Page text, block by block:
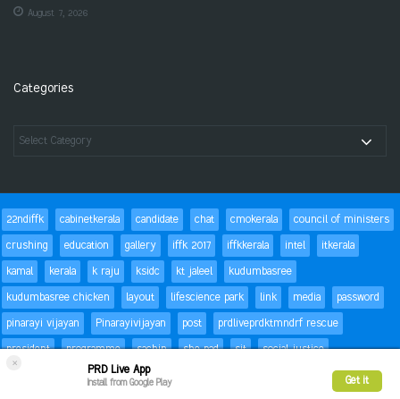
×
PRD Live App
Install from Google Play Get it
August 7, 2026
Categories
22ndiffk cabinetkerala candidate chat cmokerala
council of ministers
crushing
education gallery iffk 2017 iffkkerala intel
itkerala
kamal
kerala k raju ksidc kt jaleel
kudumbasree
kudumbasree chicken
layout lifescience park link media
password
pinarayi vijayan
Pinarayivijayan post
prdliveprdktmndrf rescue
president
programme sachin she pad sit
social justice
status Success
trackbacks